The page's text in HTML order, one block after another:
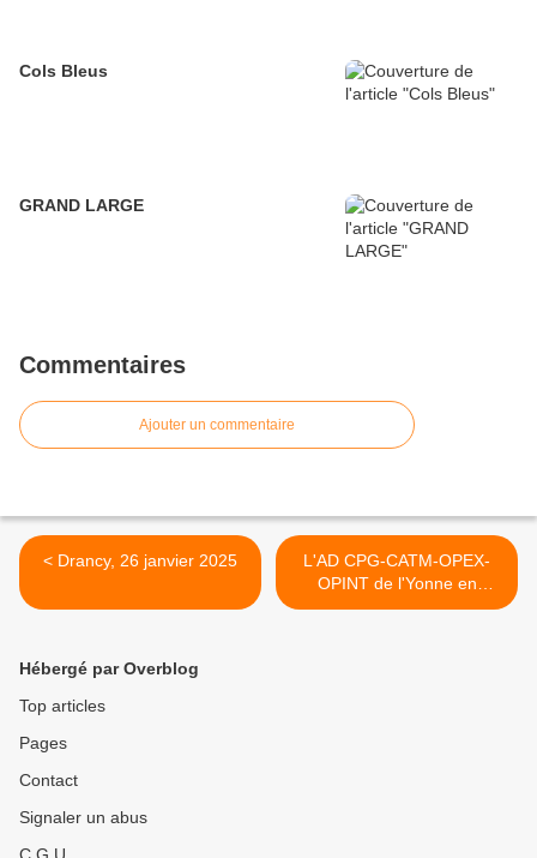
Cols Bleus
GRAND LARGE
Commentaires
Ajouter un commentaire
< Drancy, 26 janvier 2025
L'AD CPG-CATM-OPEX-
OPINT de l'Yonne en
Congrès à Moutiers-en-
Hébergé par Overblog
Top articles
Pages
Contact
Signaler un abus